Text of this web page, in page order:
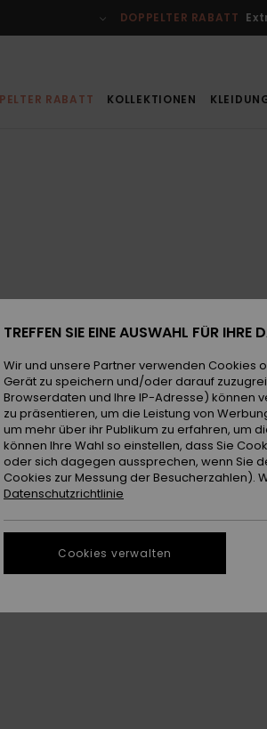
DOPPELTER RABATT
RABATT KOLLEKTIONEN
TREFFEN SIE EINE AUSWAHL FÜR IHRE
Wir und unsere Partner verwenden Cookies
Gerät zu speichern und/oder darauf
Browserdaten und Ihre IP-Adresse) können
zu präsentieren, um die Leistung von
um mehr über ihr Publikum zu erfahren, um
können Ihre Wahl so einstellen, dass Sie
oder sich dagegen aussprechen, wenn Sie
Cookies zur Messung der Besucherzahlen).
Datenschutzrichtlinie
Cookies verwalten